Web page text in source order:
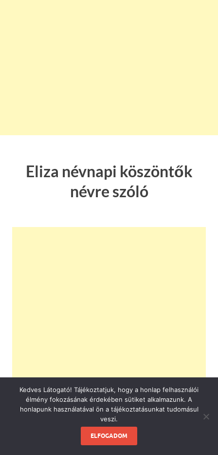
Eliza névnapi köszöntők
névre szóló
Kedves Látogató! Tájékoztatjuk, hogy a honlap felhasználói
élmény fokozásának érdekében sütiket alkalmazunk. A
honlapunk használatával ön a tájékoztatásunkat tudomásul
veszi.
ELFOGADOM